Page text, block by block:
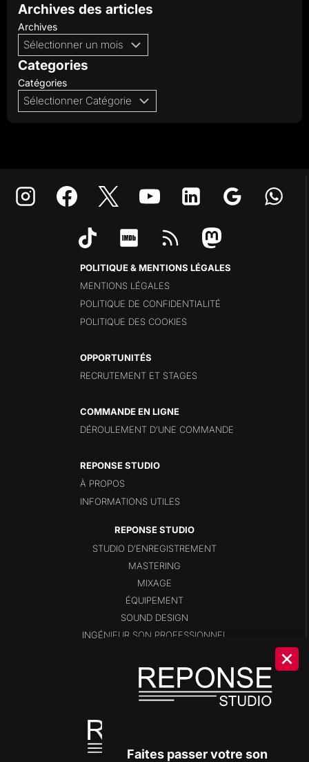
Archives des articles
Archives
Categories
Catégories
POLITIQUE & MENTIONS LÉGALES
MENTIONS LÉGALES
POLITIQUE DE CONFIDENTIALITÉ
POLITIQUE DES COOKIES
OPPORTUNITÉS
RECRUTEMENT ET STAGES
COMMANDE EN LIGNE
DÉROULEMENT D’UNE COMMANDE
REPONSE STUDIO
À PROPOS
INFORMATIONS UTILES
STUDIO D’ENREGISTREMENT
MASTERING
MIXAGE
ÉQUIPEMENT
SOUND DESIGN
INGÉNIEUR SON PROFESSIONNEL
SHOP
DISPONIBILITÉS
OUTILS DE STUDIO
Faites passer votre son